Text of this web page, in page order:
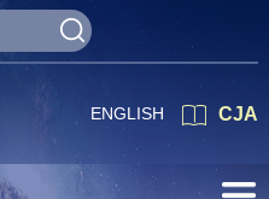
CJA
ENGLISH